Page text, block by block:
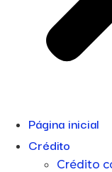
Página inicial
Crédito
Crédito